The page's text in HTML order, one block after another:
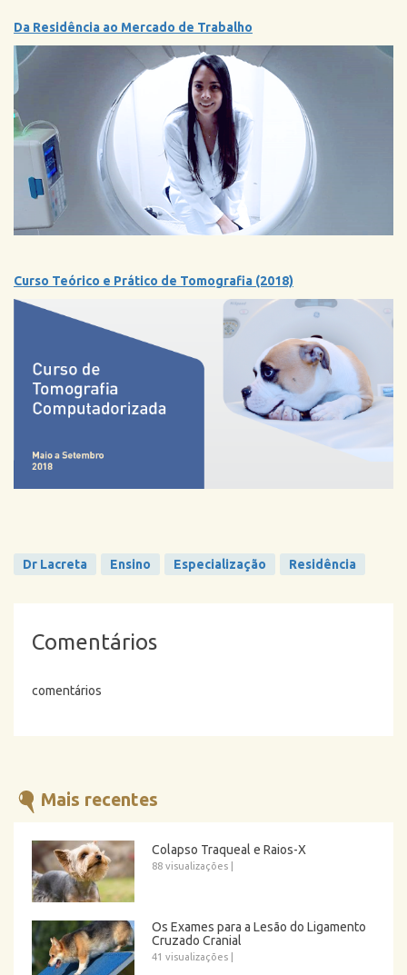
Da Residência ao Mercado de Trabalho
Curso Teórico e Prático de Tomografia (2018)
Dr Lacreta Ensino Especialização Residência
Comentários
comentários
Mais recentes
Colapso Traqueal e Raios-X
88 visualizações
Os Exames para a Lesão do Ligamento
Cruzado Cranial
41 visualizações